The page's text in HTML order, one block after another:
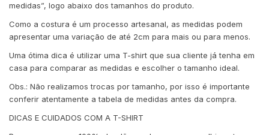
medidas”, logo abaixo dos tamanhos do produto.
Como a costura é um processo artesanal, as medidas podem
apresentar uma variação de até 2cm para mais ou para menos.
Uma ótima dica é utilizar uma T-shirt que sua cliente já tenha em
casa para comparar as medidas e escolher o tamanho ideal.
Obs.: Não realizamos trocas por tamanho, por isso é importante
conferir atentamente a tabela de medidas antes da compra.
DICAS E CUIDADOS COM A T-SHIRT